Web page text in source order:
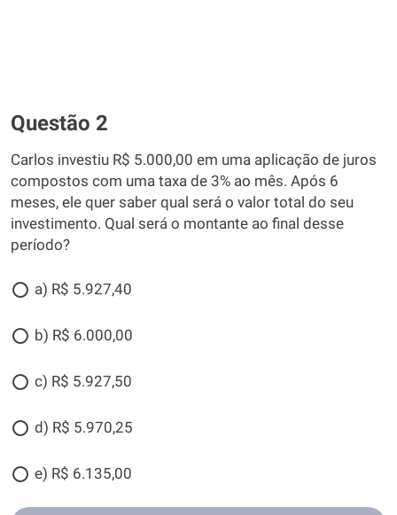
Questão 2
Carlos investiu R$ 5.000,00 em uma aplicação de juros
compostos com uma taxa de 3% ao mês. Após 6
meses, ele quer saber qual será o valor total do seu
investimento. Qual será o montante ao final desse
período?
a) R$ 5.927,40
b) R$ 6.000,00
c) R$ 5.927,50
d) R$ 5.970,25
e) R$ 6.135,00